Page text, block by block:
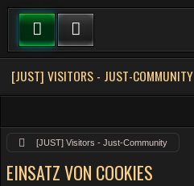
[JUST] VISITORS - JUST-COMMUNITY
[JUST] Visitors - Just-Community
EINSATZ VON COOKIES